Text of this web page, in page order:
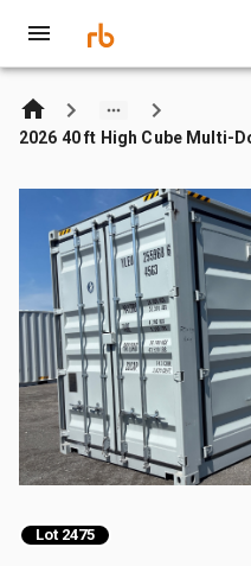
2026 40 ft High Cube Multi-
Lot 2475